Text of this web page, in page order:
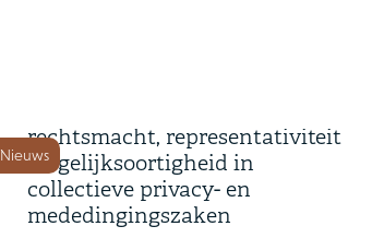
Nieuws
rechtsmacht, representativiteit
en gelijksoortigheid in
collectieve privacy- en
mededingingszaken